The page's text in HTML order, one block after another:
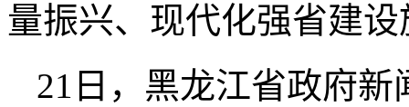
量振兴、现代化强省建
21日，黑龙江省政府新